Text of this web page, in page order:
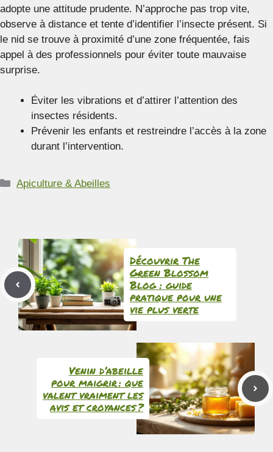
adopte une attitude prudente. N’approche pas trop vite,
observe à distance et tente d’identifier l’insecte présent. Si
le nid se trouve à proximité d’une zone fréquentée, fais
appel à des professionnels pour éviter toute mauvaise
surprise.
Éviter les vibrations et d’attirer l’attention des
insectes résidents.
Prévenir les enfants et restreindre l’accès à la zone
durant l’intervention.
Catégories
Apiculture & Abeilles
Découvrir The
Green Blossom
Blog : guide
pratique pour une
vie plus verte
Venin d’abeille
pour maigrir : que
valent vraiment les
avis et croyances ?